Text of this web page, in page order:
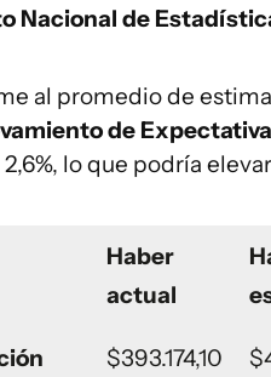
Nacional de
al promedio de
de
lo que podría
Haber
actual
$393.174,10